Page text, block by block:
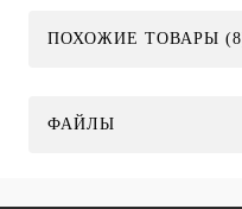
ПОХОЖИЕ ТОВАРЫ
ФАЙЛЫ